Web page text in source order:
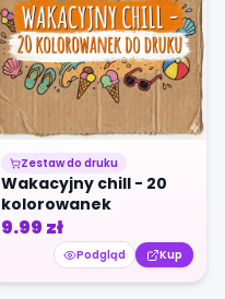
Zestaw do druku
Wakacyjny chill - 20
kolorowanek
9.99 zł
Podgląd Kup